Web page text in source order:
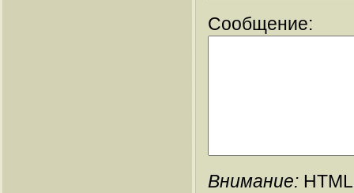
Сообщение:
Внимание: